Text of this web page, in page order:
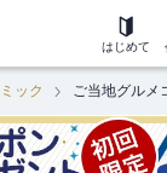
はじめて
ック ご当地グル